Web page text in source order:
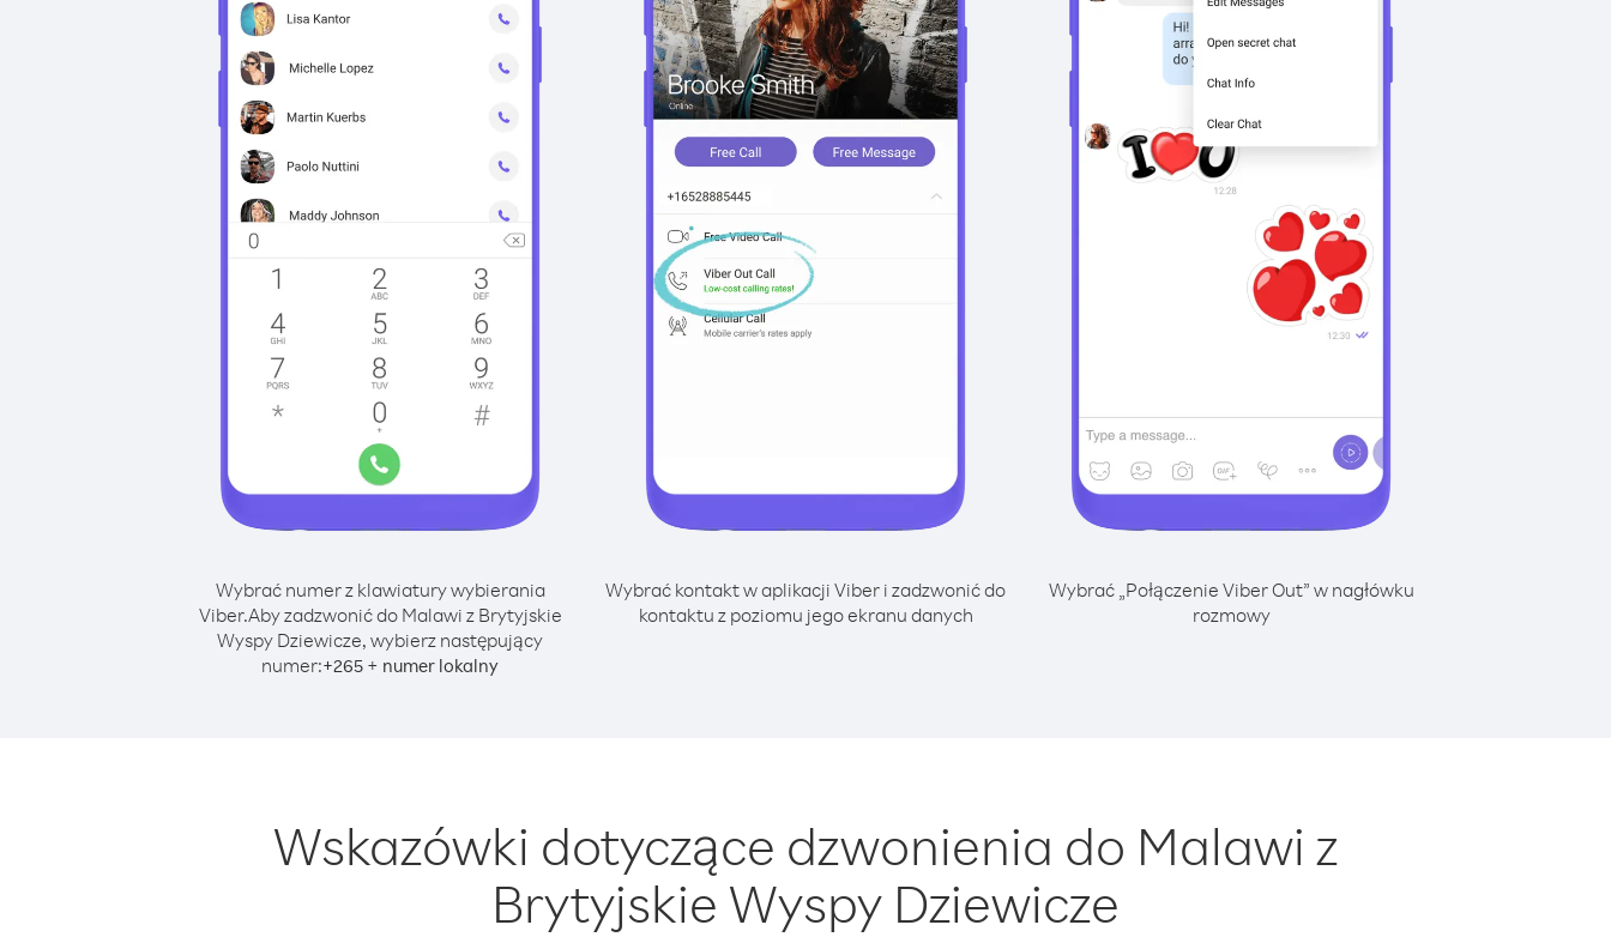
Wybrać numer z klawiatury wybierania
Viber.Aby zadzwonić do Malawi z Brytyjskie
Wyspy Dziewicze, wybierz następujący
numer:+265 + numer lokalny
Wybrać kontakt w aplikacji Viber i zadzwonić do
kontaktu z poziomu jego ekranu danych
Wybrać „Połączenie Viber Out” w nagłówku
rozmowy
Wskazówki dotyczące dzwonienia do Malawi z
Brytyjskie Wyspy Dziewicze